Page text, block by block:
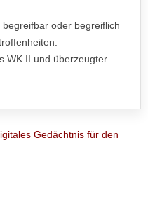
begreifbar oder begreiflich
WK II und überzeugter
Gedächtnis für den